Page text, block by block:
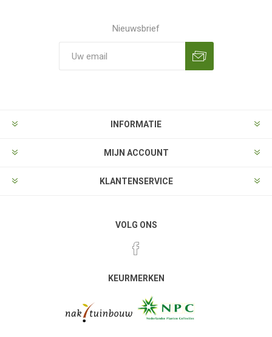
Nieuwsbrief
INFORMATIE
MIJN ACCOUNT
KLANTENSERVICE
VOLG ONS
KEURMERKEN